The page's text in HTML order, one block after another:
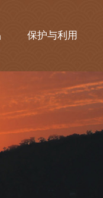
保护与利用